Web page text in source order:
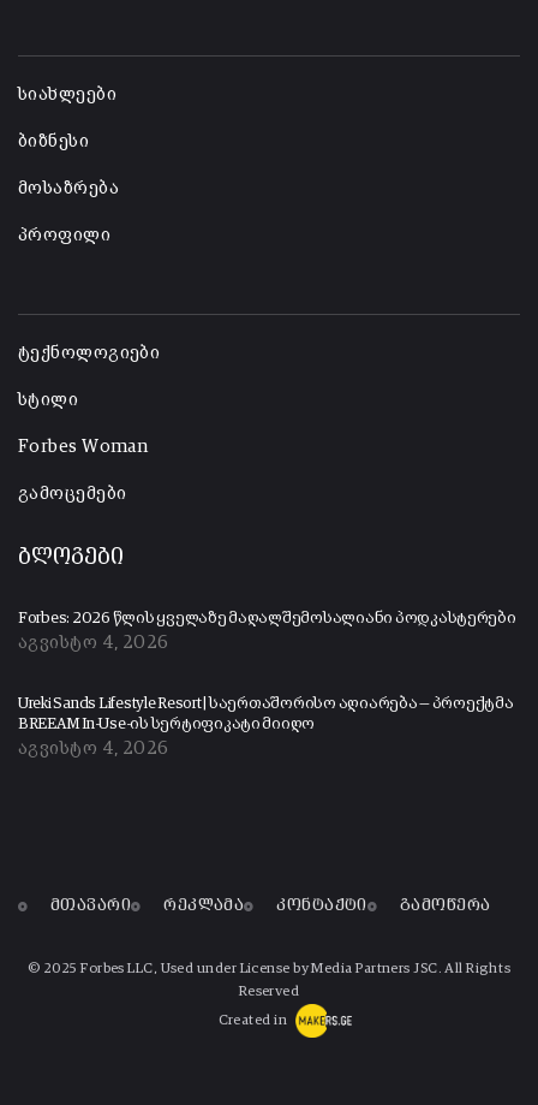
სიახლეები
ბიზნესი
მოსაზრება
პროფილი
ტექნოლოგიები
სტილი
Forbes Woman
გამოცემები
ბლოგები
Forbes: 2026 წლის ყველაზე მაღალშემოსალიანი პოდკასტერები
აგვისტო 4, 2026
Ureki Sands Lifestyle Resort | საერთაშორისო აღიარება — პროექტმა
BREEAM In-Use-ის სერტიფიკატი მიიღო
აგვისტო 4, 2026
მთავარი რეკლამა კონტაქტი გამოწერა
© 2025 Forbes LLC, Used under License by Media Partners JSC. All Rights
Reserved
Created in